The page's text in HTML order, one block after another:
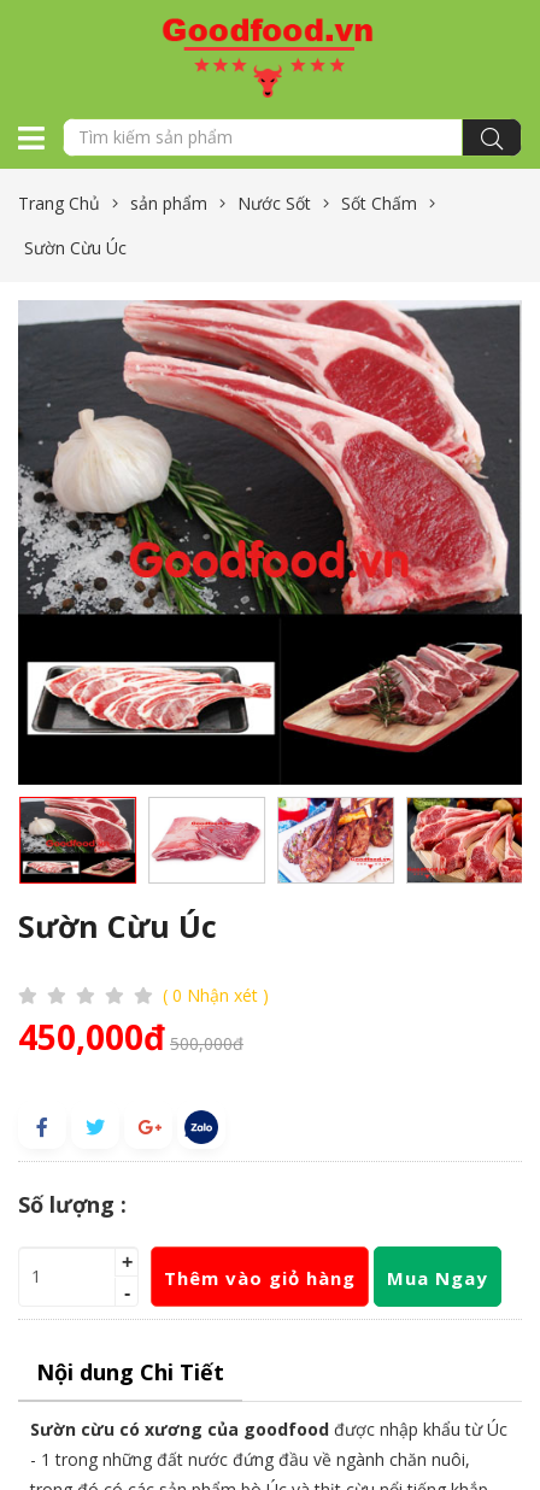
Trang Chủ sản phẩm Nước Sốt
Sốt Chấm
Sườn Cừu Úc
Sườn Cừu Úc
( 0 Nhận xét )
450,000đ 500,000đ
Số lượng :
+
-
Thêm vào giỏ hàng Mua Ngay
Nội dung Chi Tiết
Sườn cừu có xương của goodfood được nhập khẩu từ Úc
- 1 trong những đất nước đứng đầu về ngành chăn nuôi,